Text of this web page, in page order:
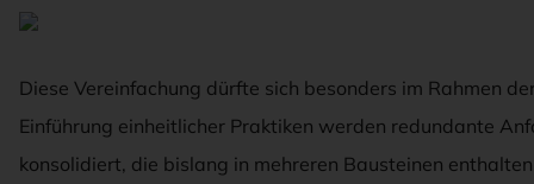
Diese Vereinfachung dürfte sich besonders im Rahmen
Einführung einheitlicher Praktiken werden redundante
konsolidiert, die bislang in mehreren Bausteinen